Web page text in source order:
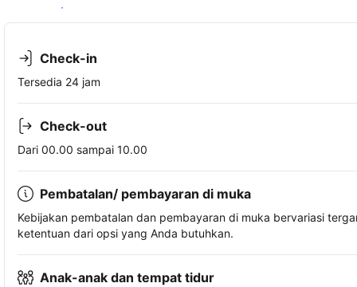
Lihat ketersediaan
Check-in
Tersedia 24 jam
Check-out
Dari 00.00 sampai 10.00
Pembatalan/ pembayaran di muka
Kebijakan pembatalan dan pembayaran di muka bervariasi
ketentuan dari opsi yang Anda butuhkan.
Anak-anak dan tempat tidur